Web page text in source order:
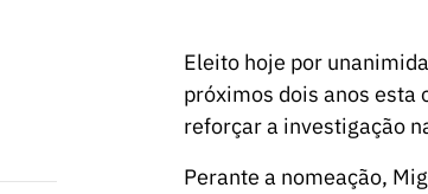
Eleito hoje por
próximos dois anos esta
reforçar a investigação
Perante a nomeação,